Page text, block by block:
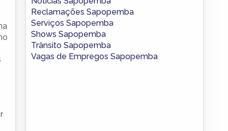
Reclamações Sapopemba
Serviços Sapopemba
Shows Sapopemba
Trânsito Sapopemba
Vagas de Empregos Sapopemba